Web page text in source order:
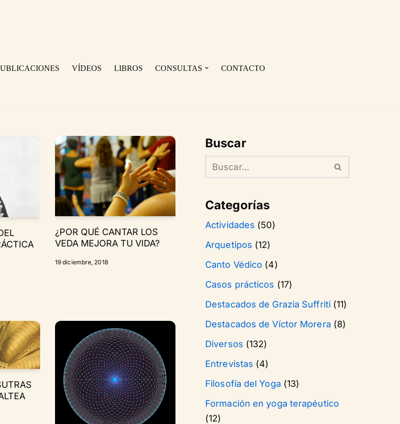
VÍDEOS LIBROS CONSULTAS CONTACTO
¿POR QUÉ CANTAR LOS
VEDA MEJORA TU VIDA?
19 diciembre, 2018
Buscar
Categorías
Actividades (50)
Arquetipos (12)
Canto Védico (4)
Casos prácticos (17)
Destacados de Grazia Suffriti(11)
Destacados de Víctor Morera (8)
Diversos (132)
Entrevistas (4)
Filosofía del Yoga (13)
Formación en yoga terapéutico
(12)